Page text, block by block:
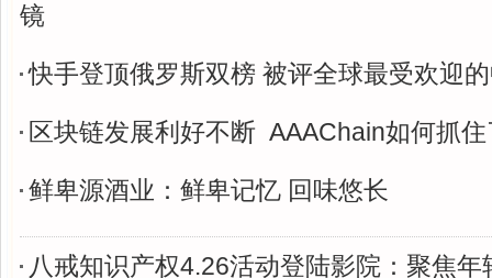
镜
快手登顶俄罗斯双榜 被评全球最受欢迎
区块链发展利好不断 AAAChain如何抓
鲜卑源酒业：鲜卑记忆 回味悠长
八戒知识产权4.26活动登陆影院：聚焦年